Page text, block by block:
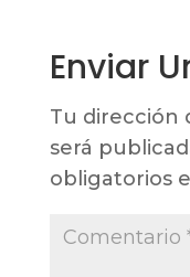
Enviar
Tu dirección
será
obligatorios